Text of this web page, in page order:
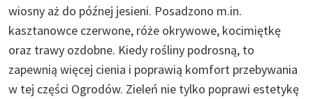
wiosny aż do późnej jesieni. Posadzono m.in.
kasztanowce czerwone, róże okrywowe, kocimiętkę
oraz trawy ozdobne. Kiedy rośliny podrosną, to
zapewnią więcej cienia i poprawią komfort przebywania
w tej części Ogrodów. Zieleń nie tylko poprawi estetykę